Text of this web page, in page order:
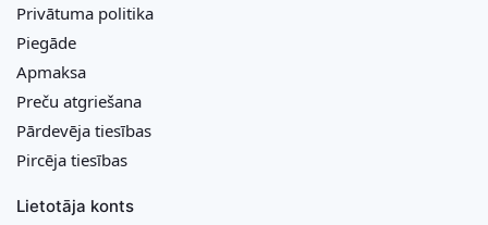
Privātuma politika
Piegāde
Apmaksa
Preču atgriešana
Pārdevēja tiesības
Pircēja tiesības
Lietotāja konts